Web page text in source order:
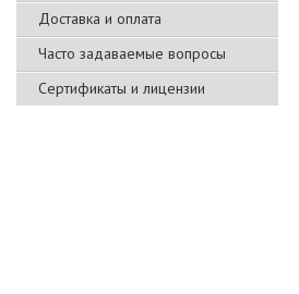
Доставка и оплата
Часто задаваемые вопросы
Сертификаты и лицензии